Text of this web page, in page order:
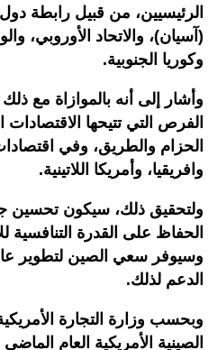
الرئيسيين، من قبيل رابطة
(آسيان)، والاتحاد الأوروبي،
وكوريا الجنوبية.
وأشار إلى أنه بالموازاة مع
الفرص التي تتيحها
الحزام والطريق، وفي
وافريقيا، وأمريكا اللاتينية.
ولتحقيق ذلك، سيكون تحسين
الحفاظ على القدرة التنافسية
وسيوفر سعي الصين لتطوير
الدعم لذلك.
وبحسب وزارة التجارة